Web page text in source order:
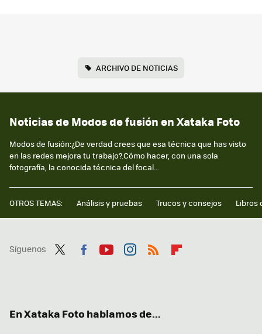
ARCHIVO DE NOTICIAS
Noticias de Modos de fusión en Xataka Foto
Modos de fusión:¿De verdad crees que esa técnica que has visto
en las redes mejora tu trabajo?.Cómo hacer, con una sola
fotografía, la conocida técnica del focal...
OTROS TEMAS: Análisis y pruebas Trucos y consejos Libros
Síguenos
En Xataka Foto hablamos de...